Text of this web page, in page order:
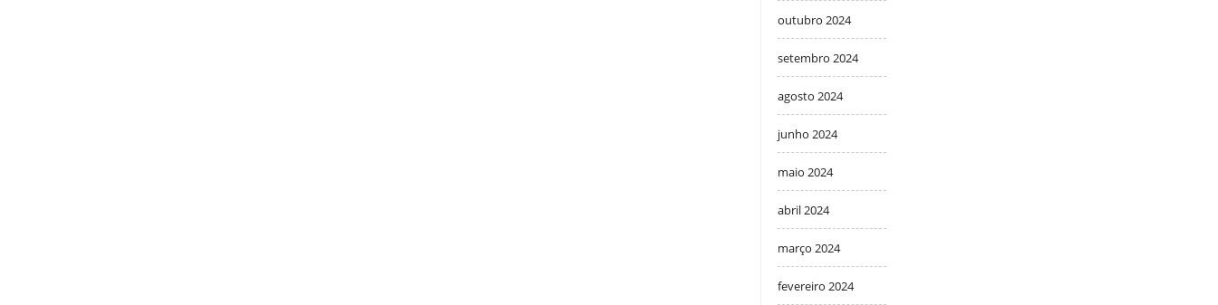
outubro 2024
setembro 2024
agosto 2024
junho 2024
maio 2024
abril 2024
março 2024
fevereiro 2024